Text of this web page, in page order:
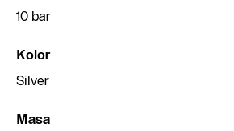
10 bar
Kolor
Silver
Masa